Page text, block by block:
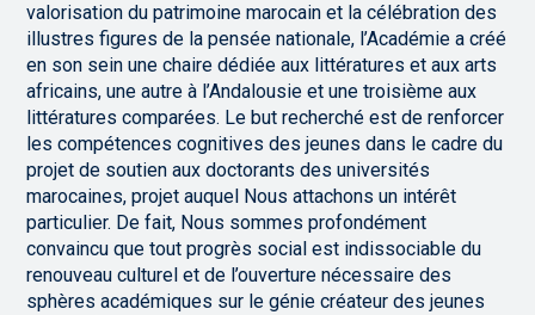
valorisation du patrimoine marocain et la célébration des
illustres figures de la pensée nationale, l’Académie a créé
en son sein une chaire dédiée aux littératures et aux arts
africains, une autre à l’Andalousie et une troisième aux
littératures comparées. Le but recherché est de renforcer
les compétences cognitives des jeunes dans le cadre du
projet de soutien aux doctorants des universités
marocaines, projet auquel Nous attachons un intérêt
particulier. De fait, Nous sommes profondément
convaincu que tout progrès social est indissociable du
renouveau culturel et de l’ouverture nécessaire des
sphères académiques sur le génie créateur des jeunes